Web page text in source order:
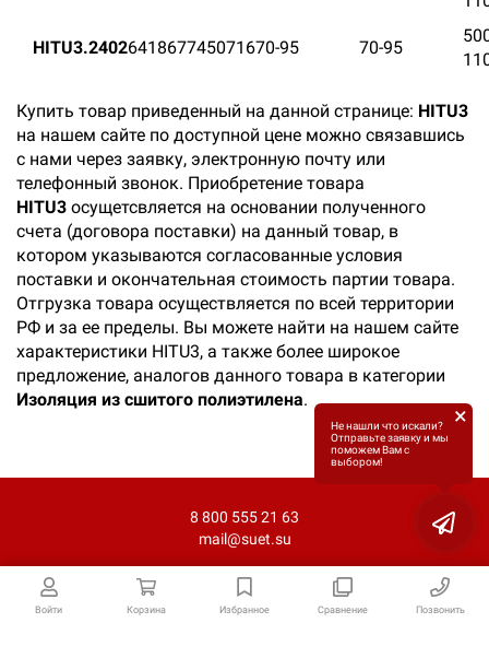
Войти Корзина Избранное Сравнение Позвонить
HITU3.2402641867745071670-95 70-95
Купить товар приведенный на данной странице: HITU3
на нашем сайте по доступной цене можно связавшись
с нами через заявку, электронную почту или
телефонный звонок. Приобретение товара
HITU3 осущетсвляется на основании полученного
счета (договора поставки) на данный товар, в
котором указываются согласованные условия
поставки и окончательная стоимость партии товара.
Отгрузка товара осуществляется по всей территории
РФ и за ее пределы. Вы можете найти на нашем сайте
характеристики HITU3, а также более широкое
предложение, аналогов данного товара в категории
Изоляция из сшитого полиэтилена.
8 800 555 21 63
mail@suet.su
Не нашли что искали?
Отправьте заявку и мы
поможем Вам с
выбором!
×